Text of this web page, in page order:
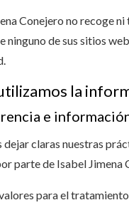
Conejero no recoge
ninguno de sus sitios
la
e
dejar claras nuestras
parte de Isabel Jimena
para el